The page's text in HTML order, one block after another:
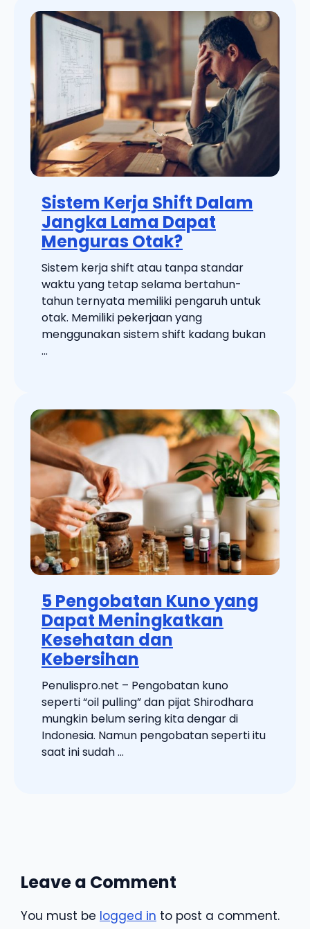
Sistem Kerja Shift Dalam
Jangka Lama Dapat
Menguras Otak?
Sistem kerja shift atau tanpa standar
waktu yang tetap selama bertahun-
tahun ternyata memiliki pengaruh untuk
otak. Memiliki pekerjaan yang
menggunakan sistem shift kadang bukan
...
5 Pengobatan Kuno yang
Dapat Meningkatkan
Kesehatan dan
Kebersihan
Penulispro.net – Pengobatan kuno
seperti “oil pulling” dan pijat Shirodhara
mungkin belum sering kita dengar di
Indonesia. Namun pengobatan seperti itu
saat ini sudah ...
Leave a Comment
You must be logged in to post a comment.